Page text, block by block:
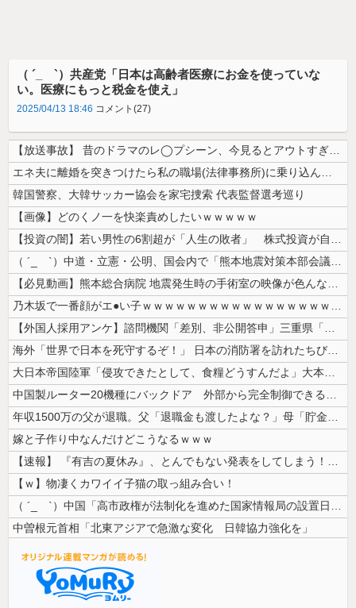
（ ´_ゝ`）共産党「日本は高齢者医療にお金を使っていな
い。医療にもっと税金を使え」
2025/04/13 18:46 コメント(27)
【放送事故】 昔のドラマのレ◯プシーン、今見るとアウトすぎる・・・
エネ夫に離婚を突きつけたら私の職場(法律事務所)に乗り込んできた 堂々...
韓国警察、大韓サッカー協会を家宅捜索 代表監督選考巡り
【画像】どのくノ一を快楽責めしたいｗｗｗｗｗ
【投資の闇】若い男性の6割超が「人生の敗者」 株式投資が自信喪失の原因...
（ ´_ゝ`）中道・立憲・公明、国会内で「熊本地震対策本部会議」各省庁...
【必見動画】熊本総合病院 地震発生時の手術室の映像が色んな意味で衝撃的...
乃木坂で一番顔がエ●い子ｗｗｗｗｗｗｗｗｗｗｗｗｗｗｗｗｗｗｗ
【外国人採用アンケ】諮問機関「差別、非公開答申」三重県「差別に当たらず...
海外「世界で日本を死守するぞ！」 日本の消防署を訪れたちびっ子集団が世...
大日本帝国陸軍「侵攻できたとして、食糧どうすんだよ」大本営「現地調達」...
中国製ルーター20機種にバックドア 外部から完全制御できる機能が仕込ま...
年収1500万の父が退職。父「退職金も渡したよな？」母「貯金なんてない...
嫁と子作り中なんだけどこうなるｗｗｗ
【速報】 『有吉の夏休み』、とんでもない発表をしてしまう！！！！！
【ｗ】物凄くカワイイ子猫の取っ組み合い！
（ ´_ゝ`）中国「高市政権が法制化を進めた国家情報局の設置日が7月3...
中曽根元首相「北東アジアで急激な変化 日韓協力強化を」